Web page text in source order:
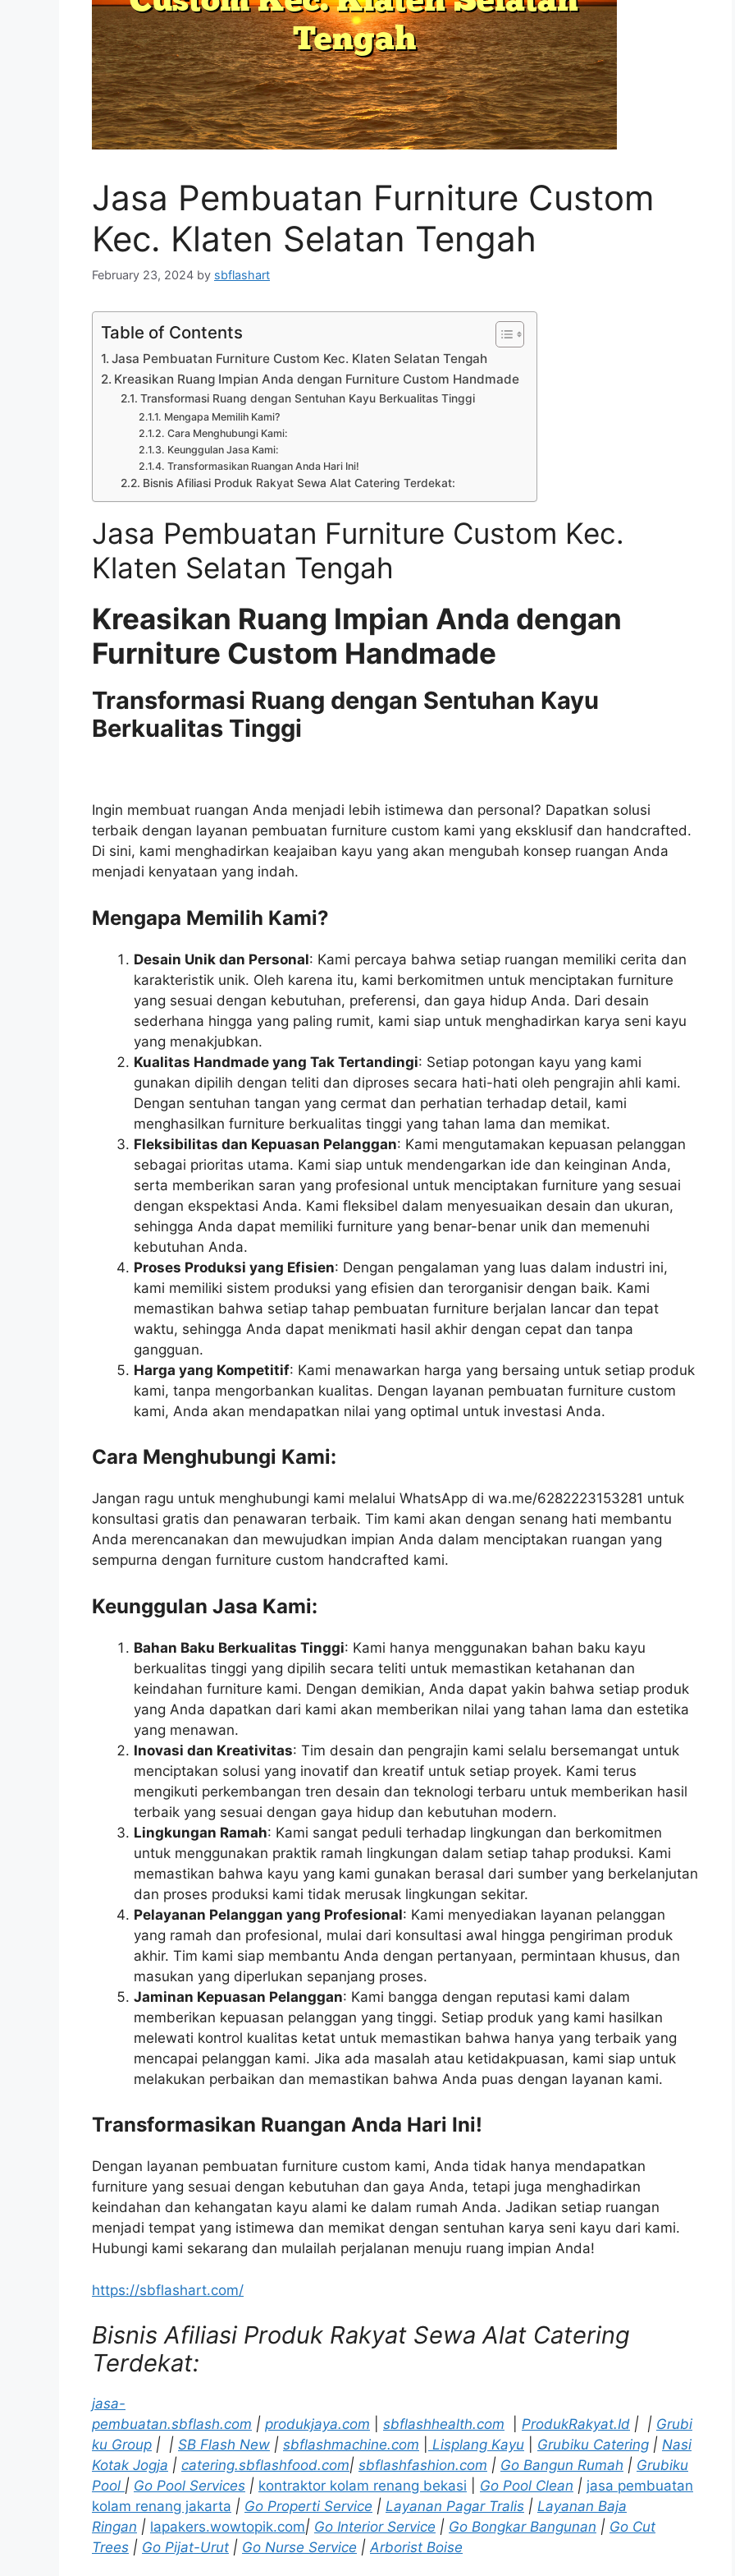
Jasa Pembuatan Furniture Custom
Kec. Klaten Selatan Tengah
February 23, 2024 by sbflashart
Table of Contents
Jasa Pembuatan Furniture Custom Kec. Klaten Selatan Tengah
Kreasikan Ruang Impian Anda dengan Furniture Custom Handmade
Transformasi Ruang dengan Sentuhan Kayu Berkualitas Tinggi
Mengapa Memilih Kami?
Cara Menghubungi Kami:
Keunggulan Jasa Kami:
Transformasikan Ruangan Anda Hari Ini!
Bisnis Afiliasi Produk Rakyat Sewa Alat Catering Terdekat:
Jasa Pembuatan Furniture Custom Kec.
Klaten Selatan Tengah
Kreasikan Ruang Impian Anda dengan
Furniture Custom Handmade
Transformasi Ruang dengan Sentuhan Kayu
Berkualitas Tinggi
Ingin membuat ruangan Anda menjadi lebih istimewa dan personal? Dapatkan solusi
terbaik dengan layanan pembuatan furniture custom kami yang eksklusif dan handcrafted.
Di sini, kami menghadirkan keajaiban kayu yang akan mengubah konsep ruangan Anda
menjadi kenyataan yang indah.
Mengapa Memilih Kami?
Desain Unik dan Personal: Kami percaya bahwa setiap ruangan memiliki cerita dan
karakteristik unik. Oleh karena itu, kami berkomitmen untuk menciptakan furniture
yang sesuai dengan kebutuhan, preferensi, dan gaya hidup Anda. Dari desain
sederhana hingga yang paling rumit, kami siap untuk menghadirkan karya seni kayu
yang menakjubkan.
Kualitas Handmade yang Tak Tertandingi: Setiap potongan kayu yang kami
gunakan dipilih dengan teliti dan diproses secara hati-hati oleh pengrajin ahli kami.
Dengan sentuhan tangan yang cermat dan perhatian terhadap detail, kami
menghasilkan furniture berkualitas tinggi yang tahan lama dan memikat.
Fleksibilitas dan Kepuasan Pelanggan: Kami mengutamakan kepuasan pelanggan
sebagai prioritas utama. Kami siap untuk mendengarkan ide dan keinginan Anda,
serta memberikan saran yang profesional untuk menciptakan furniture yang sesuai
dengan ekspektasi Anda. Kami fleksibel dalam menyesuaikan desain dan ukuran,
sehingga Anda dapat memiliki furniture yang benar-benar unik dan memenuhi
kebutuhan Anda.
Proses Produksi yang Efisien: Dengan pengalaman yang luas dalam industri ini,
kami memiliki sistem produksi yang efisien dan terorganisir dengan baik. Kami
memastikan bahwa setiap tahap pembuatan furniture berjalan lancar dan tepat
waktu, sehingga Anda dapat menikmati hasil akhir dengan cepat dan tanpa
gangguan.
Harga yang Kompetitif: Kami menawarkan harga yang bersaing untuk setiap produk
kami, tanpa mengorbankan kualitas. Dengan layanan pembuatan furniture custom
kami, Anda akan mendapatkan nilai yang optimal untuk investasi Anda.
Cara Menghubungi Kami:
Jangan ragu untuk menghubungi kami melalui WhatsApp di wa.me/6282223153281 untuk
konsultasi gratis dan penawaran terbaik. Tim kami akan dengan senang hati membantu
Anda merencanakan dan mewujudkan impian Anda dalam menciptakan ruangan yang
sempurna dengan furniture custom handcrafted kami.
Keunggulan Jasa Kami:
Bahan Baku Berkualitas Tinggi: Kami hanya menggunakan bahan baku kayu
berkualitas tinggi yang dipilih secara teliti untuk memastikan ketahanan dan
keindahan furniture kami. Dengan demikian, Anda dapat yakin bahwa setiap produk
yang Anda dapatkan dari kami akan memberikan nilai yang tahan lama dan estetika
yang menawan.
Inovasi dan Kreativitas: Tim desain dan pengrajin kami selalu bersemangat untuk
menciptakan solusi yang inovatif dan kreatif untuk setiap proyek. Kami terus
mengikuti perkembangan tren desain dan teknologi terbaru untuk memberikan hasil
terbaik yang sesuai dengan gaya hidup dan kebutuhan modern.
Lingkungan Ramah: Kami sangat peduli terhadap lingkungan dan berkomitmen
untuk menggunakan praktik ramah lingkungan dalam setiap tahap produksi. Kami
memastikan bahwa kayu yang kami gunakan berasal dari sumber yang berkelanjutan
dan proses produksi kami tidak merusak lingkungan sekitar.
Pelayanan Pelanggan yang Profesional: Kami menyediakan layanan pelanggan
yang ramah dan profesional, mulai dari konsultasi awal hingga pengiriman produk
akhir. Tim kami siap membantu Anda dengan pertanyaan, permintaan khusus, dan
masukan yang diperlukan sepanjang proses.
Jaminan Kepuasan Pelanggan: Kami bangga dengan reputasi kami dalam
memberikan kepuasan pelanggan yang tinggi. Setiap produk yang kami hasilkan
melewati kontrol kualitas ketat untuk memastikan bahwa hanya yang terbaik yang
mencapai pelanggan kami. Jika ada masalah atau ketidakpuasan, kami siap untuk
melakukan perbaikan dan memastikan bahwa Anda puas dengan layanan kami.
Transformasikan Ruangan Anda Hari Ini!
Dengan layanan pembuatan furniture custom kami, Anda tidak hanya mendapatkan
furniture yang sesuai dengan kebutuhan dan gaya Anda, tetapi juga menghadirkan
keindahan dan kehangatan kayu alami ke dalam rumah Anda. Jadikan setiap ruangan
menjadi tempat yang istimewa dan memikat dengan sentuhan karya seni kayu dari kami.
Hubungi kami sekarang dan mulailah perjalanan menuju ruang impian Anda!
https://sbflashart.com/
Bisnis Afiliasi Produk Rakyat Sewa Alat Catering
Terdekat:
jasa-
pembuatan.sbflash.com | produkjaya.com sbflashhealth.com ProdukRakyat.Id | | Grubi
ku Group | | SB Flash New | sbflashmachine.com Lisplang Kayu Grubiku Catering | Nasi
Kotak Jogja | catering.sbflashfood.com| sbflashfashion.com | Go Bangun Rumah | Grubiku
Pool | Go Pool Services | kontraktor kolam renang bekasi Go Pool Clean | jasa pembuatan
kolam renang jakarta | Go Properti Service | Layanan Pagar Tralis | Layanan Baja
Ringan | lapakers.wowtopik.com| Go Interior Service | Go Bongkar Bangunan | Go Cut
Trees | Go Pijat-Urut | Go Nurse Service | Arborist Boise